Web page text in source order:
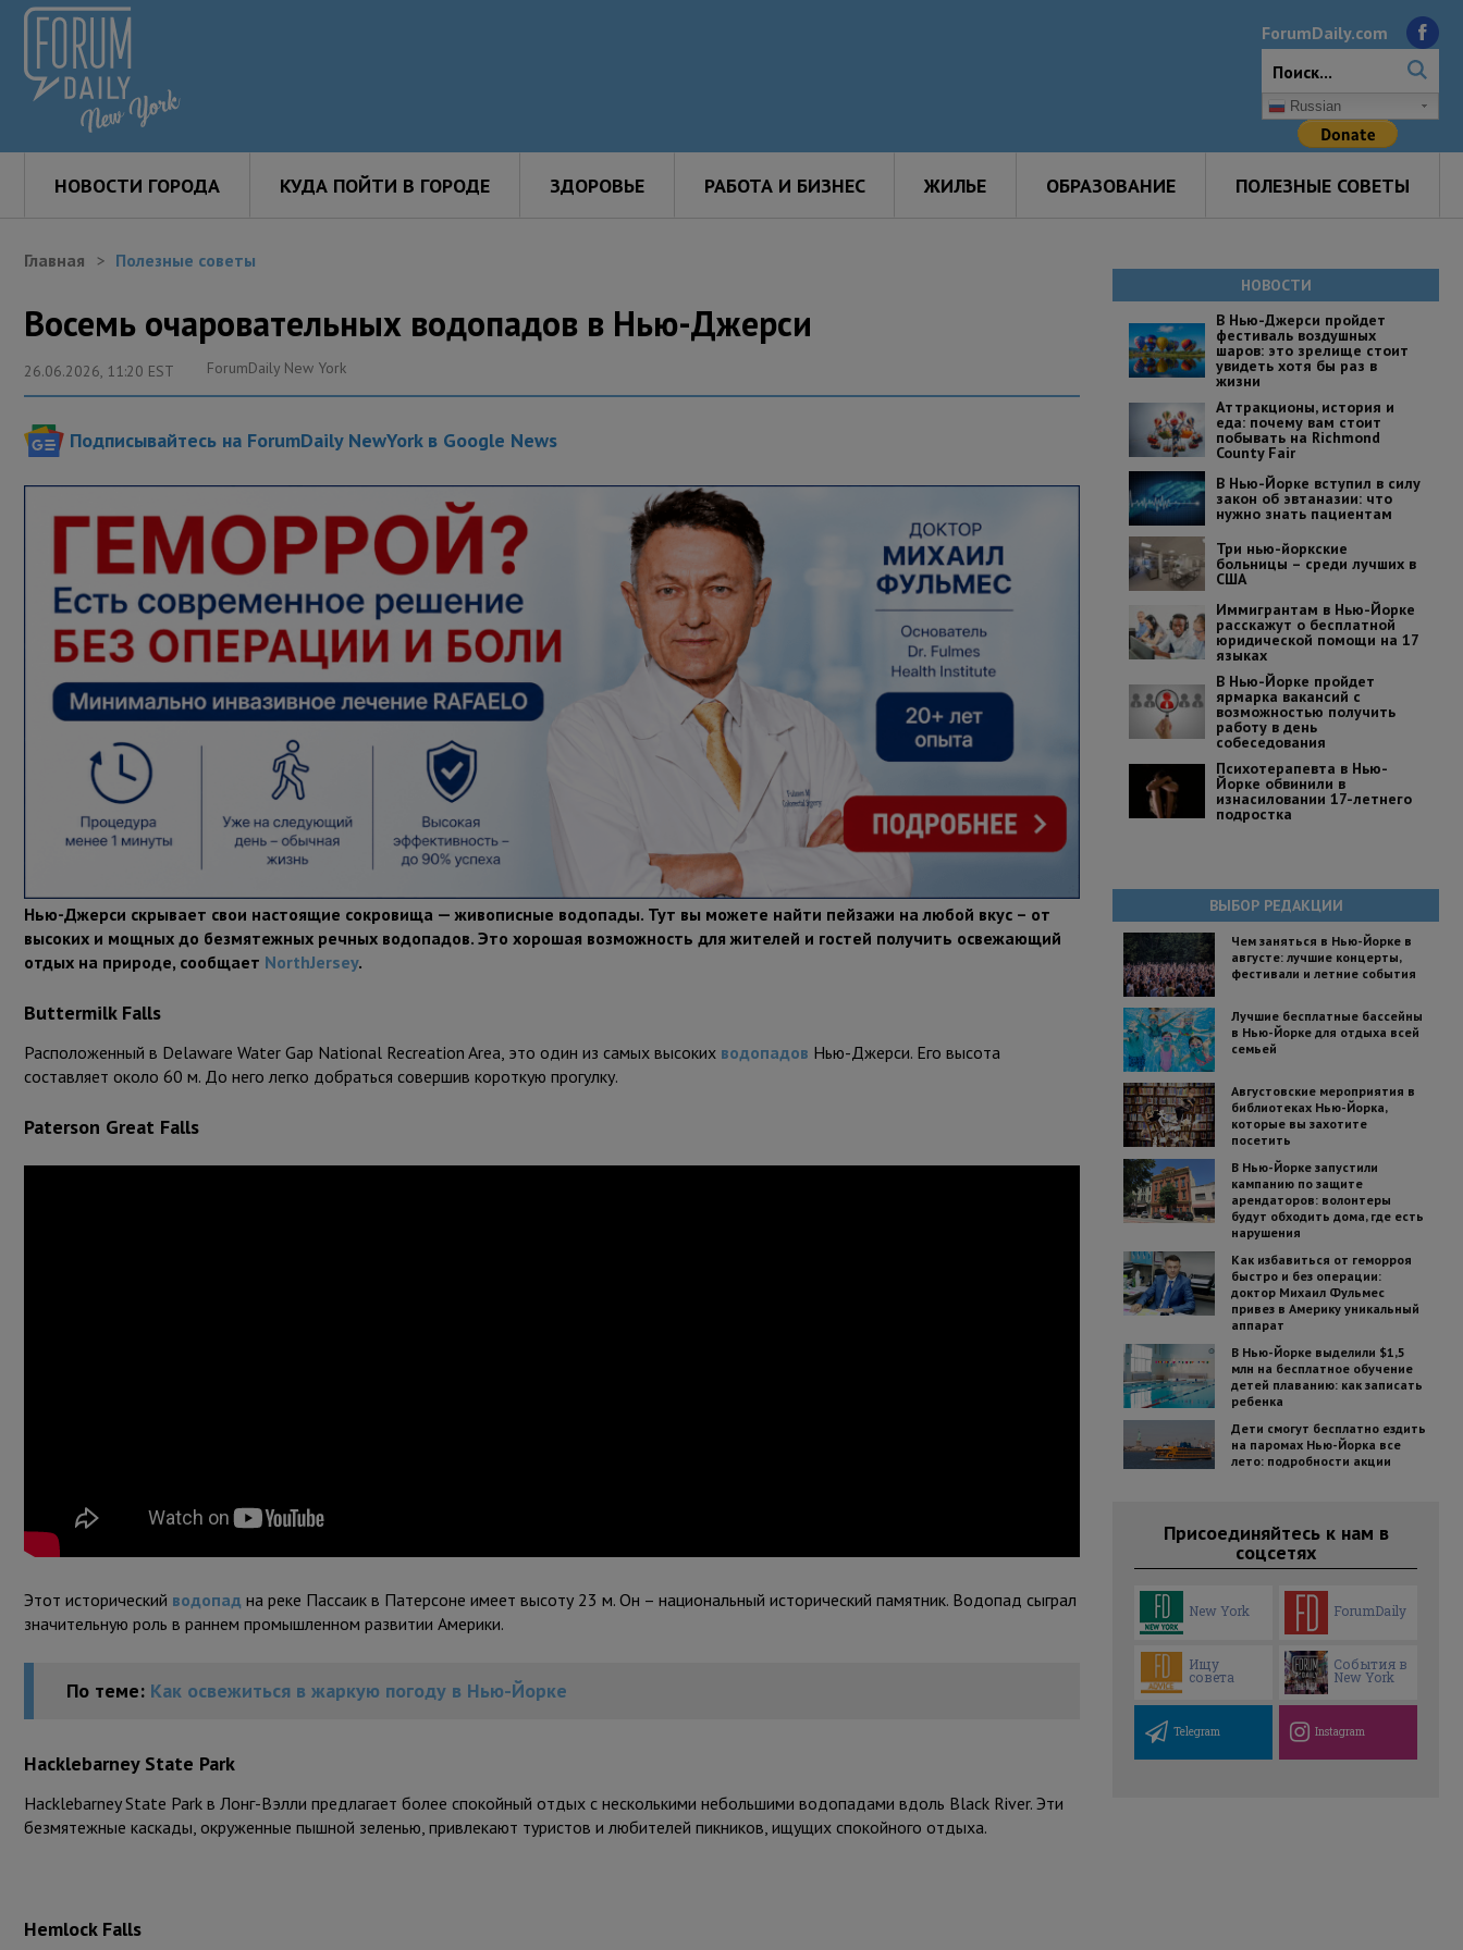
ForumDaily.com
Russian
НОВОСТИ ГОРОДА КУДА ПОЙТИ В ГОРОДЕ ЗДОРОВЬЕ РАБОТА И БИЗНЕС ЖИЛЬЕ ОБРАЗОВАНИЕ ПОЛЕЗНЫЕ СОВЕТЫ
Главная Полезные советы
Восемь очаровательных водопадов в Нью-Джерси
26.06.2026, 11:20 EST ForumDaily New York
Подписывайтесь на ForumDaily NewYork в Google News
Нью-Джерси скрывает свои настоящие сокровища — живописные водопады. Тут вы можете найти пейзажи на любой вкус – от
высоких и мощных до безмятежных речных водопадов. Это хорошая возможность для жителей и гостей получить освежающий
отдых на природе, сообщает NorthJersey.
Buttermilk Falls
Расположенный в Delaware Water Gap National Recreation Area, это один из самых высоких водопадов Нью-Джерси. Его высота
составляет около 60 м. До него легко добраться совершив короткую прогулку.
Paterson Great Falls
Этот исторический водопад на реке Пассаик в Патерсоне имеет высоту 23 м. Он – национальный исторический памятник. Водопад сыграл
значительную роль в раннем промышленном развитии Америки.
По теме: Как освежиться в жаркую погоду в Нью-Йорке
Hacklebarney State Park
Hacklebarney State Park в Лонг-Вэлли предлагает более спокойный отдых с несколькими небольшими водопадами вдоль Black River. Эти
безмятежные каскады, окруженные пышной зеленью, привлекают туристов и любителей пикников, ищущих спокойного отдыха.
Hemlock Falls
НОВОСТИ
В Нью-Джерси пройдет
фестиваль воздушных
шаров: это зрелище стоит
увидеть хотя бы раз в
жизни
Аттракционы, история и
еда: почему вам стоит
побывать на Richmond
County Fair
В Нью-Йорке вступил в силу
закон об эвтаназии: что
нужно знать пациентам
Три нью-йоркские
больницы – среди лучших в
США
Иммигрантам в Нью-Йорке
расскажут о бесплатной
юридической помощи на 17
языках
В Нью-Йорке пройдет
ярмарка вакансий с
возможностью получить
работу в день
собеседования
Психотерапевта в Нью-
Йорке обвинили в
изнасиловании 17-летнего
подростка
ВЫБОР РЕДАКЦИИ
Чем заняться в Нью-Йорке в
августе: лучшие концерты,
фестивали и летние события
Лучшие бесплатные бассейны
в Нью-Йорке для отдыха всей
семьей
Августовские мероприятия в
библиотеках Нью-Йорка,
которые вы захотите
посетить
В Нью-Йорке запустили
кампанию по защите
арендаторов: волонтеры
будут обходить дома, где есть
нарушения
Как избавиться от геморроя
быстро и без операции:
доктор Михаил Фульмес
привез в Америку уникальный
аппарат
В Нью-Йорке выделили $1,5
млн на бесплатное обучение
детей плаванию: как записать
ребенка
Дети смогут бесплатно ездить
на паромах Нью-Йорка все
лето: подробности акции
Присоединяйтесь к нам в
соцсетях
New York ForumDaily
Ищу
совета
События в
New York
Telegram Instagram